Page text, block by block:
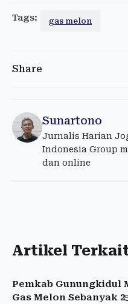
Tags: gas melon
Share
Sunartono
Jurnalis Harian
Indonesia Group
dan online
Artikel
Pemkab Gunungkidul
Gas Melon Sebanyak